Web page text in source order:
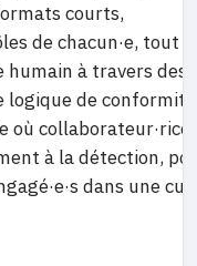
courts,
de chacun·e, tout
à travers des
de conformité
à la détection,
dans une